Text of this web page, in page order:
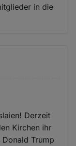
in die
Derzeit
Kirchen ihr
Trump